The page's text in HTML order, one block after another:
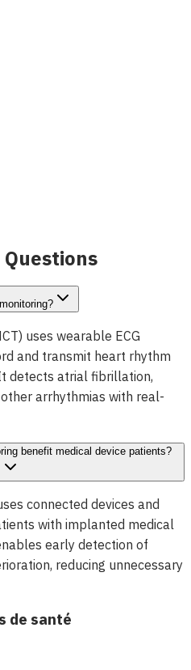
uses wearable ECG
and transmit heart rhythm
detects atrial fibrillation,
arrhythmias with real-
benefit medical device patients?
connected devices and
with implanted medical
early detection of
reducing unnecessary
de santé